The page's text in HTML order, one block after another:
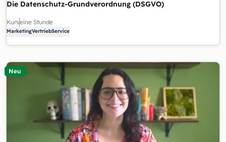
Die Datenschutz-Grundverordnung (DSGVO)
Kurseine Stunde
MarketingVertriebService
Neu